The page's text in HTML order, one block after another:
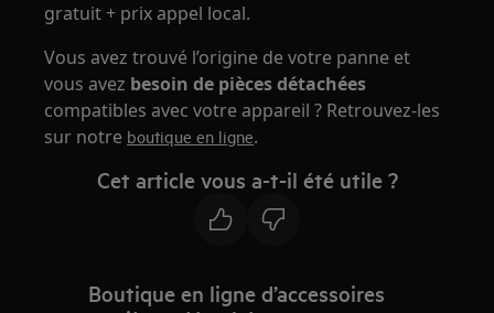
gratuit + prix appel local.
Vous avez trouvé l’origine de votre panne et
vous avez besoin de pièces détachées
compatibles avec votre appareil ? Retrouvez-les
sur notre boutique en ligne.
Cet article vous a-t-il été utile ?
Boutique en ligne d’accessoires